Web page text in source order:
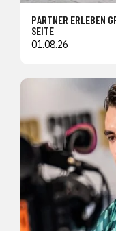
PARTNER ERLEBEN
SEITE
01.08.26